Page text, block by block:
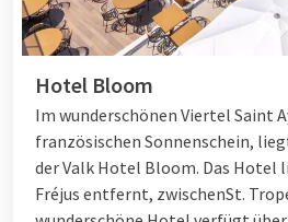
Hotel Bloom
Im wunderschönen Viertel Saint
französischen Sonnenschein,
der Valk Hotel Bloom. Das Hotel
Fréjus entfernt, zwischenSt.